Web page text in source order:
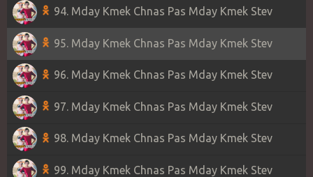
94. Mday Kmek Chnas Pas Mday Kmek Stev
95. Mday Kmek Chnas Pas Mday Kmek Stev
96. Mday Kmek Chnas Pas Mday Kmek Stev
97. Mday Kmek Chnas Pas Mday Kmek Stev
98. Mday Kmek Chnas Pas Mday Kmek Stev
99. Mday Kmek Chnas Pas Mday Kmek Stev